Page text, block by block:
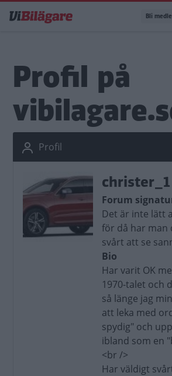
till
Bli
Profil på
Profil
christer_1
Forum
Det är inte lätt
för då har man
svårt att se
Bio
Har varit OK
1970-talet och
så länge jag
att leka med
spydig" och
ibland som en
<br />
Har väldigt